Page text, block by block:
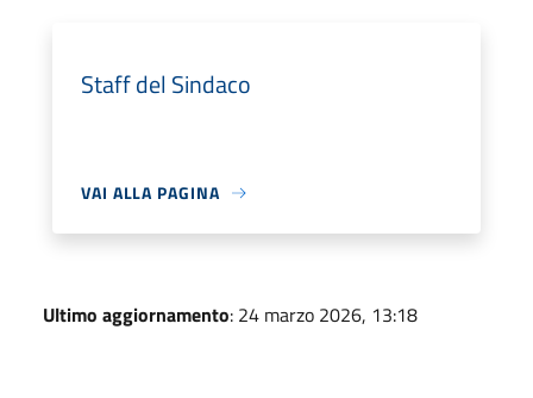
Staff del Sindaco
VAI ALLA PAGINA
Ultimo aggiornamento: 24 marzo 2026, 13:18